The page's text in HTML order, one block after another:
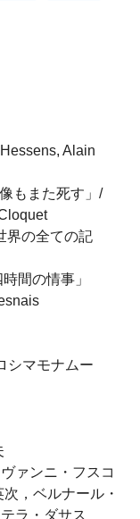
Alain
もまた死す」/
界の全ての記
間の情事」
シマモナムー
ァンニ・フスコ
，ベルナール・
ラ・ダサス